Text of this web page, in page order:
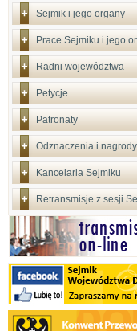
Sejmik i jego organy
Prace Sejmiku i jego
Radni województwa
Petycje
Patronaty
Odznaczenia i
Kancelaria Sejmiku
Retransmisje z sesji